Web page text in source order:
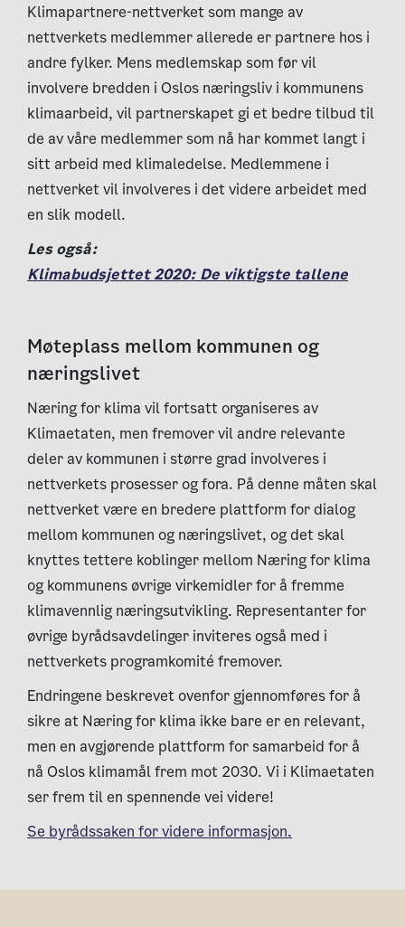
Klimapartnere-nettverket som mange av
nettverkets medlemmer allerede er partnere hos i
andre fylker. Mens medlemskap som før vil
involvere bredden i Oslos næringsliv i kommunens
klimaarbeid, vil partnerskapet gi et bedre tilbud til
de av våre medlemmer som nå har kommet langt i
sitt arbeid med klimaledelse. Medlemmene i
nettverket vil involveres i det videre arbeidet med
en slik modell.
Les også:
Klimabudsjettet 2020: De viktigste tallene
Møteplass mellom kommunen og
næringslivet
Næring for klima vil fortsatt organiseres av
Klimaetaten, men fremover vil andre relevante
deler av kommunen i større grad involveres i
nettverkets prosesser og fora. På denne måten skal
nettverket være en bredere plattform for dialog
mellom kommunen og næringslivet, og det skal
knyttes tettere koblinger mellom Næring for klima
og kommunens øvrige virkemidler for å fremme
klimavennlig næringsutvikling. Representanter for
øvrige byrådsavdelinger inviteres også med i
nettverkets programkomité fremover.
Endringene beskrevet ovenfor gjennomføres for å
sikre at Næring for klima ikke bare er en relevant,
men en avgjørende plattform for samarbeid for å
nå Oslos klimamål frem mot 2030. Vi i Klimaetaten
ser frem til en spennende vei videre!
Se byrådssaken for videre informasjon.